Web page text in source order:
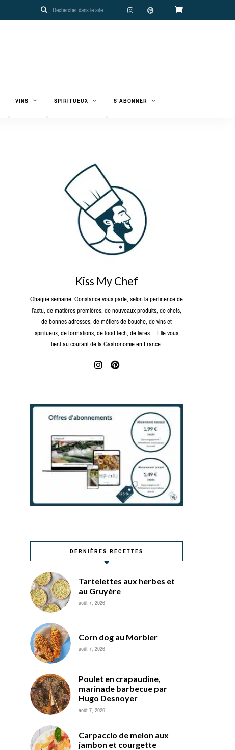
VINS SPIRITUEUX S’ABONNER
Kiss My Chef
Chaque semaine, Constance vous parle, selon la pertinence de
l’actu, de matières premières, de nouveaux produits, de chefs,
de bonnes adresses, de métiers de bouche, de vins et
spiritueux, de formations, de food tech, de livres… Elle vous
tient au courant de la Gastronomie en France.
DERNIÈRES RECETTES
Tartelettes aux herbes et
au Gruyère
août 7, 2026
Corn dog au Morbier
août 7, 2026
Poulet en crapaudine,
marinade barbecue par
Hugo Desnoyer
août 7, 2026
Carpaccio de melon aux
jambon et courgette